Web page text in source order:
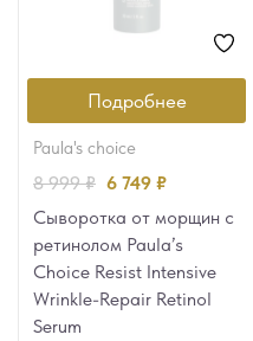
Подробнее
paula's choice
8 999₽ 6 749 ₽
Сыворотка от морщин с
ретинолом Paula’s
Choice Resist Intensive
Wrinkle-Repair Retinol
Serum